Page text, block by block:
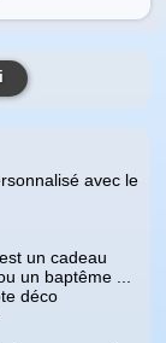
avec le
un cadeau
un baptême ...
déco